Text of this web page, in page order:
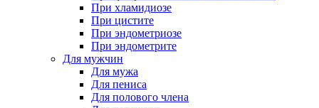
При хламидиозе
При цистите
При эндометриозе
При эндометрите
Для мужчин
Для мужа
Для пениса
Для полового члена